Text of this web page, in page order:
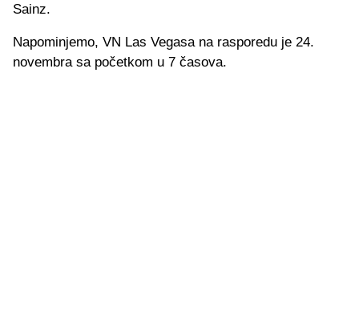
Sainz.
Napominjemo, VN Las Vegasa na rasporedu je 24.
novembra sa početkom u 7 časova.